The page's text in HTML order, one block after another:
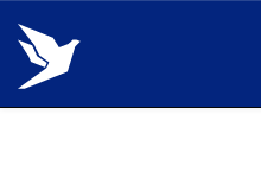
Skip
navigation